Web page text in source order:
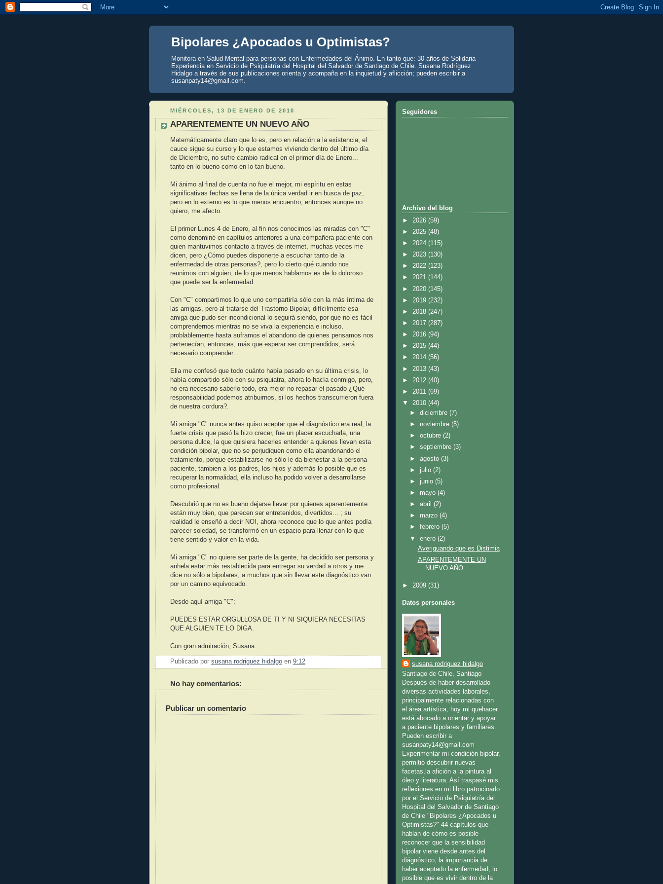
Bipolares ¿Apocados u Optimistas?
Monitora en Salud Mental para personas con Enfermedades del Ánimo. En tanto que: 30 años de Solidaria
Experiencia en Servicio de Psiquiatría del Hospital del Salvador de Santiago de Chile. Susana Rodríguez
Hidalgo a través de sus publicaciones orienta y acompaña en la inquietud y aflicción; pueden escribir a
susanpaty14@gmail.com.
MIÉRCOLES, 13 DE ENERO DE 2010
APARENTEMENTE UN NUEVO AÑO
Matemáticamente claro que lo es, pero en relación a la existencia, el
cauce sigue su curso y lo que estamos viviendo dentro del último día
de Diciembre, no sufre cambio radical en el primer día de Enero...
tanto en lo bueno como en lo tan bueno.
Mi ánimo al final de cuenta no fue el mejor, mi espíritu en estas
significativas fechas se llena de la única verdad ir en busca de paz,
pero en lo externo es lo que menos encuentro, entonces aunque no
quiero, me afecto.
El primer Lunes 4 de Enero, al fin nos conocimos las miradas con "C"
como denominé en capítulos anteriores a una compañera-paciente con
quien mantuvimos contacto a través de internet, muchas veces me
dicen, pero ¿Cómo puedes disponerte a escuchar tanto de la
enfermedad de otras personas?, pero lo cierto qué cuando nos
reunimos con alguien, de lo que menos hablamos es de lo doloroso
que puede ser la enfermedad.
Con "C" compartimos lo que uno compartiría sólo con la más íntima de
las amigas, pero al tratarse del Trastorno Bipolar, difícilmente esa
amiga que pudo ser incondicional lo seguirá siendo, por que no es fácil
comprendernos mientras no se viva la experiencia e incluso,
problablemente hasta suframos el abandono de quienes pensamos nos
pertenecían, entonces, más que esperar ser comprendidos, será
necesario comprender...
Ella me confesó que todo cuánto había pasado en su última crisis, lo
había compartido sólo con su psiquiatra, ahora lo hacía conmigo, pero,
no era necesario saberlo todo, era mejor no repasar el pasado ¿Qué
responsabilidad podemos atribuirnos, si los hechos transcurrieron fuera
de nuestra cordura?.
Mi amiga "C" nunca antes quiso aceptar que el diagnóstico era real, la
fuerte crisis que pasó la hizo crecer, fue un placer escucharla, una
persona dulce, la que quisiera hacerles entender a quienes llevan esta
condición bipolar, que no se perjudiquen como ella abandonando el
tratamiento, porque estabilizarse no sólo le da bienestar a la persona-
paciente, tambien a los padres, los hijos y además lo posible que es
recuperar la normalidad, ella incluso ha podido volver a desarrollarse
como profesional.
Descubrió que no es bueno dejarse llevar por quienes aparentemente
están muy bien, que parecen ser entretenidos, divertidos... ; su
realidad le enseñó a decir NO!, ahora reconoce que lo que antes podía
parecer soledad, se transformó en un espacio para llenar con lo que
tiene sentido y valor en la vida.
Mi amiga "C" no quiere ser parte de la gente, ha decidido ser persona y
anhela estar más restablecida para entregar su verdad a otros y me
dice no sólo a bipolares, a muchos que sin llevar este diagnóstico van
por un camino equivocado.
Desde aquí amiga "C":
PUEDES ESTAR ORGULLOSA DE TI Y NI SIQUIERA NECESITAS
QUE ALGUIEN TE LO DIGA.
Con gran admiración, Susana
Publicado por susana rodriguez hidalgo en 9:12
No hay comentarios:
Publicar un comentario
Seguidores
Archivo del blog
► 2026 (59)
► 2025 (48)
► 2024 (115)
► 2023 (130)
► 2022 (123)
► 2021 (144)
► 2020 (145)
► 2019 (232)
► 2018 (247)
► 2017 (287)
► 2016 (94)
► 2015 (44)
► 2014 (56)
► 2013 (43)
► 2012 (40)
► 2011 (69)
▼ 2010 (44)
►diciembre(7)
► noviembre(5)
►octubre(2)
►septiembre(3)
►agosto(3)
► julio(2)
► junio(5)
► mayo(4)
►abril(2)
► marzo(4)
►febrero(5)
▼enero(2)
Averiguando que es Distimia
APARENTEMENTE UN
NUEVO AÑO
► 2009 (31)
Datos personales
susana rodriguez hidalgo
Santiago de Chile, Santiago
Después de haber desarrollado
diversas actividades laborales,
principalmente relacionadas con
el área artística, hoy mi quehacer
está abocado a orientar y apoyar
a paciente bipolares y familiares.
Pueden escribir a
susanpaty14@gmail.com
Experimentar mi condición bipolar,
permitió descubrir nuevas
facetas,la afición a la pintura al
óleo y literatura. Así traspasé mis
reflexiones en mi libro patrocinado
por el Servicio de Psiquiatría del
Hospital del Salvador de Santiago
de Chile "Bipolares ¿Apocados u
Optimistas?" 44 capítulos que
hablan de cómo es posible
reconocer que la sensibilidad
bipolar viene desde antes del
diágnóstico, la importancia de
haber aceptado la enfermedad, lo
posible que es vivir dentro de la